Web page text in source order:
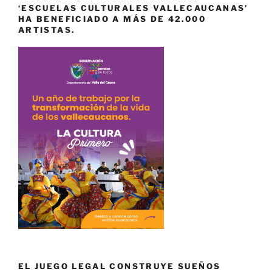
‘ESCUELAS CULTURALES VALLECAUCANAS’
HA BENEFICIADO A MÁS DE 42.000
ARTISTAS.
EL JUEGO LEGAL CONSTRUYE SUEÑOS